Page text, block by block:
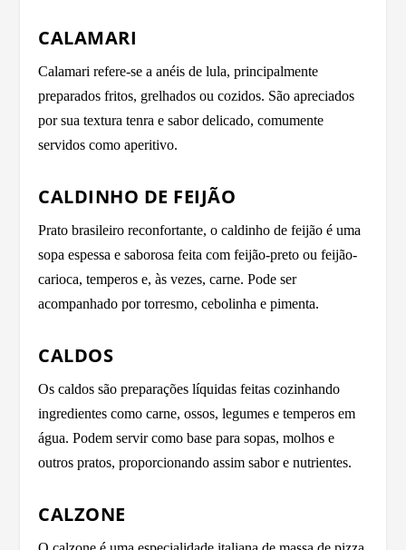
CALAMARI
Calamari refere-se a anéis de lula, principalmente
preparados fritos, grelhados ou cozidos. São apreciados
por sua textura tenra e sabor delicado, comumente
servidos como aperitivo.
CALDINHO DE FEIJÃO
Prato brasileiro reconfortante, o caldinho de feijão é uma
sopa espessa e saborosa feita com feijão-preto ou feijão-
carioca, temperos e, às vezes, carne. Pode ser
acompanhado por torresmo, cebolinha e pimenta.
CALDOS
Os caldos são preparações líquidas feitas cozinhando
ingredientes como carne, ossos, legumes e temperos em
água. Podem servir como base para sopas, molhos e
outros pratos, proporcionando assim sabor e nutrientes.
CALZONE